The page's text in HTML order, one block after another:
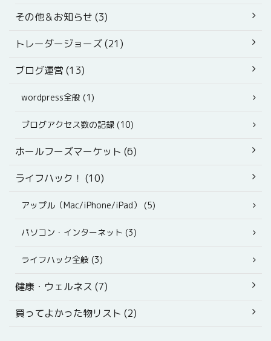
その他＆お知らせ (3)
トレーダージョーズ (21)
ブログ運営 (13)
wordpress全般 (1)
ブログアクセス数の記録 (10)
ホールフーズマーケット (6)
ライフハック！ (10)
アップル（Mac/iPhone/iPad） (5)
パソコン・インターネット (3)
ライフハック全般 (3)
健康・ウェルネス (7)
買ってよかった物リスト (2)